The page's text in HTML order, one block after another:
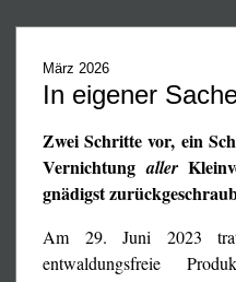
(1) Die ungarische
lebenden Ungarn bei den
Rumänien ging die
HotNews 14.04.2026.
März 2026
In eigener
Zwei Schritte vor, ein
Vernichtungaller
gnädigst
Am 29. Juni 2023
entwaldungsfreie